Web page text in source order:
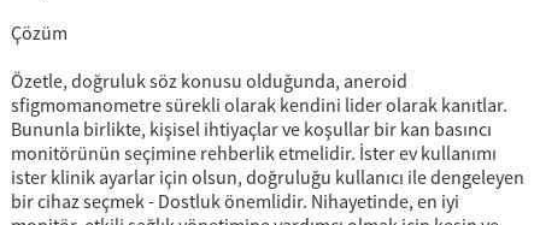
Çözüm
Özetle, doğruluk söz konusu olduğunda, aneroid
sfigmomanometre sürekli olarak kendini lider olarak kanıtlar.
Bununla birlikte, kişisel ihtiyaçlar ve koşullar bir kan basıncı
monitörünün seçimine rehberlik etmelidir. İster ev kullanımı
ister klinik ayarlar için olsun, doğruluğu kullanıcı ile dengeleyen
bir cihaz seçmek - Dostluk önemlidir. Nihayetinde, en iyi